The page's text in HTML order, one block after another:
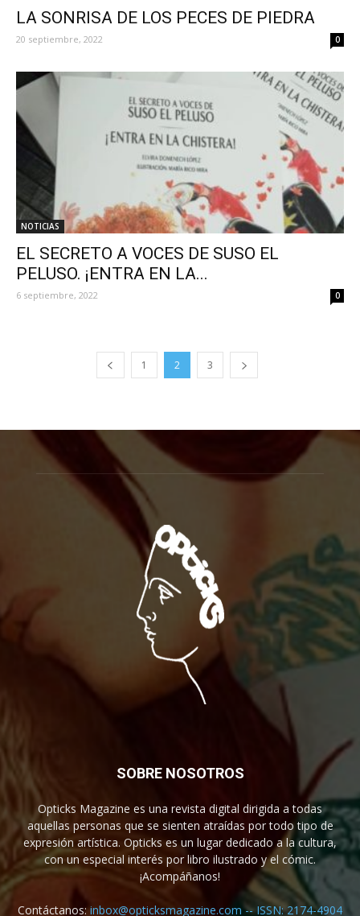
LA SONRISA DE LOS PECES DE PIEDRA
20 septiembre, 2022 0
NOTICIAS
EL SECRETO A VOCES DE SUSO EL
PELUSO. ¡ENTRA EN LA...
6 septiembre, 2022 0
1 2 3
SOBRE NOSOTROS
Opticks Magazine es una revista digital dirigida a todas
aquellas personas que se sienten atraídas por todo tipo de
expresión artística. Opticks es un lugar dedicado a la cultura,
con un especial interés por libro ilustrado y el cómic.
¡Acompáñanos!
Contáctanos:inbox@opticksmagazine.com -- ISSN: 2174-4904